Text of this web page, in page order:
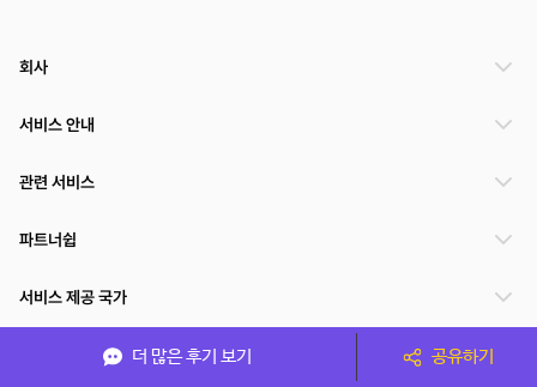
더 많은 후기 보기 공유하기
회사
서비스 안내
관련 서비스
파트너쉽
서비스 제공 국가